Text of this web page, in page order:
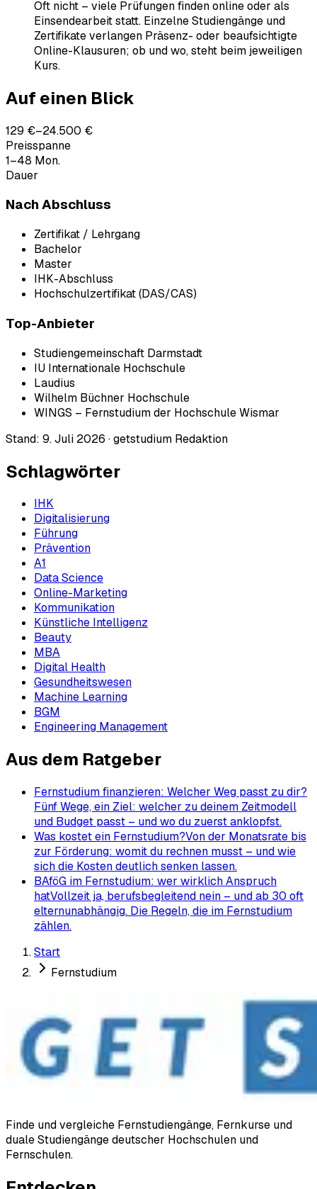
Oft nicht – viele Prüfungen finden online oder als
Einsendearbeit statt. Einzelne Studiengänge und
Zertifikate verlangen Präsenz- oder beaufsichtigte
Online-Klausuren; ob und wo, steht beim jeweiligen
Kurs.
Auf einen Blick
129 €–24.500 €
Preisspanne
1–48 Mon.
Dauer
Nach Abschluss
Zertifikat / Lehrgang
Bachelor
Master
IHK-Abschluss
Hochschulzertifikat (DAS/CAS)
Top-Anbieter
Studiengemeinschaft Darmstadt
IU Internationale Hochschule
Laudius
Wilhelm Büchner Hochschule
WINGS – Fernstudium der Hochschule Wismar
Stand: 9. Juli 2026 ·getstudium Redaktion
Schlagwörter
IHK
Digitalisierung
Führung
Prävention
A1
Data Science
Online-Marketing
Kommunikation
Künstliche Intelligenz
Beauty
MBA
Digital Health
Gesundheitswesen
Machine Learning
BGM
Engineering Management
Aus dem Ratgeber
Fernstudium finanzieren: Welcher Weg passt zu dir?
Fünf Wege, ein Ziel: welcher zu deinem Zeitmodell
und Budget passt – und wo du zuerst anklopfst.
Was kostet ein Fernstudium?Von der Monatsrate bis
zur Förderung: womit du rechnen musst – und wie
sich die Kosten deutlich senken lassen.
BAföG im Fernstudium: wer wirklich Anspruch
hatVollzeit ja, berufsbegleitend nein – und ab 30 oft
elternunabhängig. Die Regeln, die im Fernstudium
zählen.
Start
Fernstudium
Finde und vergleiche Fernstudiengänge, Fernkurse und
duale Studiengänge deutscher Hochschulen und
Fernschulen.